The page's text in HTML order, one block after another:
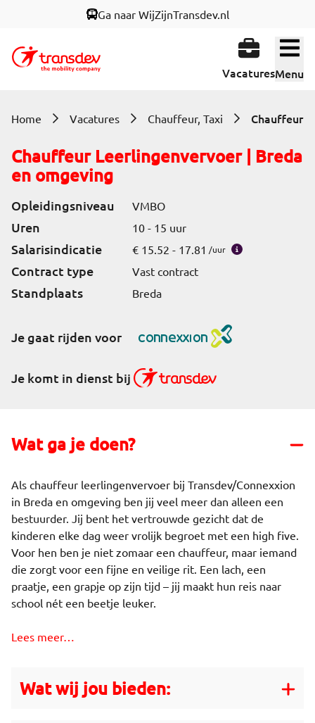
Ga naar WijZijnTransdev.nl
Open menu
VacaturesMenu
Home Vacatures Chauffeur, Taxi
Chauffeur Leerlingenvervoer | Breda
en omgeving
Opleidingsniveau VMBO
Uren 10 - 15 uur
Salarisindicatie € 15.52 - 17.81 /uur
Contract type Vast contract
Standplaats Breda
Je gaat rijden voor
Je komt in dienst bij
Wat ga je doen?
Als chauffeur leerlingenvervoer bij Transdev/Connexxion
in Breda en omgeving ben jij veel meer dan alleen een
bestuurder. Jij bent het vertrouwde gezicht dat de
kinderen elke dag weer vrolijk begroet met een high five.
Voor hen ben je niet zomaar een chauffeur, maar iemand
die zorgt voor een fijne en veilige rit. Een lach, een
praatje, een grapje op zijn tijd – jij maakt hun reis naar
school nét een beetje leuker.
Lees meer…
Wat wij jou bieden: